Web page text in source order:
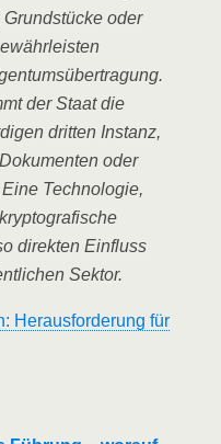
oder
der Staat die
dritten Instanz,
oder
Technologie,
direkten Einfluss
Sektor.
Herausforderung für